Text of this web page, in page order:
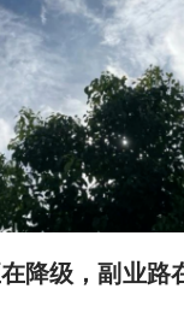
降级，副业路